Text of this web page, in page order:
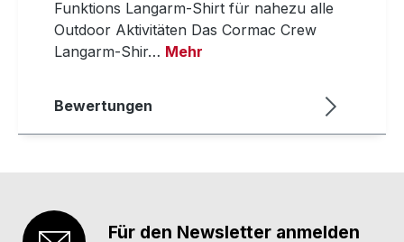
Funktions Langarm-Shirt für nahezu alle
Outdoor Aktivitäten Das Cormac Crew
Langarm-Shir… Mehr
Bewertungen
Für den Newsletter anmelden